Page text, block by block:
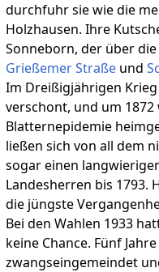
durchfuhr sie wie die
Holzhausen. Ihre
Sonneborn, der über
Grießemer Straßeund
Im Dreißigjährigen
verschont, und um
Blatternepidemie
ließen sich von all dem
sogar einen
Landesherren bis 1793.
die jüngste
Bei den Wahlen 1933
keine Chance. Fünf
zwangseingemeindet